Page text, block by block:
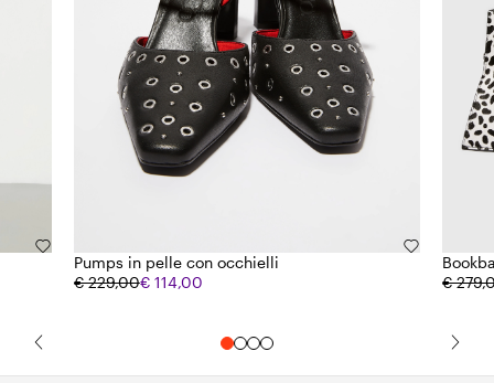
Pumps in pelle con occhielli
€ 229,00€ 114,00
€